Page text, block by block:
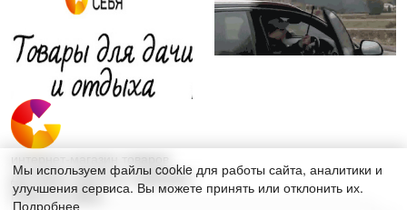
интернет-магазин товаров
для дома, красоты и здоровья
Поиск по сайту:
Мы используем файлы cookie для работы сайта, аналитики и
улучшения сервиса. Вы можете принять или отклонить их.
Подробнее